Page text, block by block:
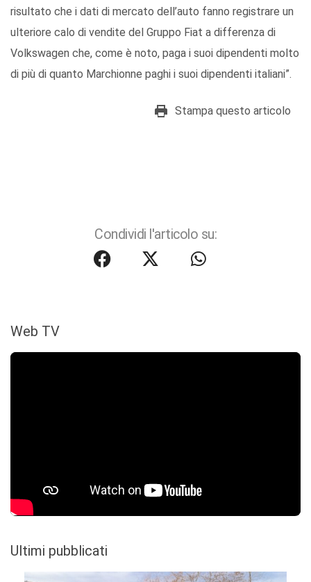
risultato che i dati di mercato dell’auto fanno registrare un
ulteriore calo di vendite del Gruppo Fiat a differenza di
Volkswagen che, come è noto, paga i suoi dipendenti molto
di più di quanto Marchionne paghi i suoi dipendenti italiani”.
Stampa questo articolo
Condividi l'articolo su:
Web TV
Ultimi pubblicati